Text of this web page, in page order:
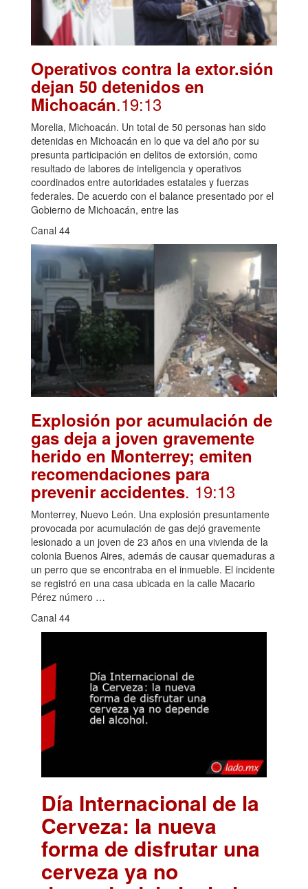
Operativos contra la extor.sión
dejan 50 detenidos en
Michoacán.19:13
Morelia, Michoacán. Un total de 50 personas han sido
detenidas en Michoacán en lo que va del año por su
presunta participación en delitos de extorsión, como
resultado de labores de inteligencia y operativos
coordinados entre autoridades estatales y fuerzas
federales. De acuerdo con el balance presentado por el
Gobierno de Michoacán, entre las
Canal 44
Explosión por acumulación de
gas deja a joven gravemente
herido en Monterrey; emiten
recomendaciones para
prevenir accidentes. 19:13
Monterrey, Nuevo León. Una explosión presuntamente
provocada por acumulación de gas dejó gravemente
lesionado a un joven de 23 años en una vivienda de la
colonia Buenos Aires, además de causar quemaduras a
un perro que se encontraba en el inmueble. El incidente
se registró en una casa ubicada en la calle Macario
Pérez número …
Canal 44
Día Internacional de la
Cerveza: la nueva
forma de disfrutar una
cerveza ya no